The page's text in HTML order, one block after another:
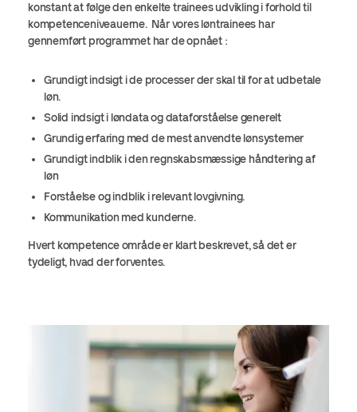
konstant at følge den enkelte trainees udvikling i forhold til
kompetenceniveauerne. Når vores løntrainees har
gennemført programmet har de opnået :
Grundigt indsigt i de processer der skal til for at udbetale
løn.
Solid indsigt i løndata og dataforståelse generelt
Grundig erfaring med de mest anvendte lønsystemer
Grundigt indblik i den regnskabsmæssige håndtering af
løn
Forståelse og indblik i relevant lovgivning.
Kommunikation med kunderne.
Hvert kompetence område er klart beskrevet, så det er
tydeligt, hvad der forventes.